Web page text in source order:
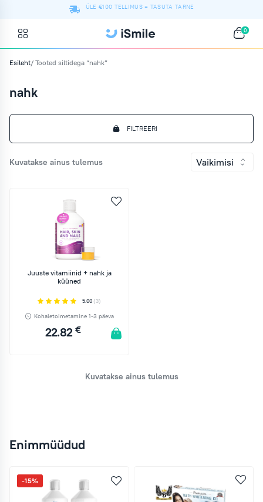
ÜLE €100 TELLIMUS = TASUTA TARNE
0
Esileht/ Tooted siltidega “nahk”
nahk
FILTREERI
Kuvatakse ainus tulemus Vaikimisi
Juuste vitamiinid + nahk ja
küüned
5.00 (3)
Kohaletoimetamine 1-3 päeva
22.82 €
Kuvatakse ainus tulemus
Enimmüüdud
-15%